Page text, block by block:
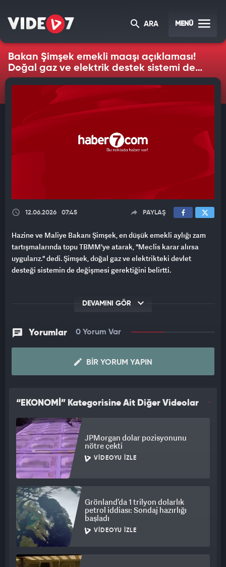
ARA MENÜ
Bakan Şimşek emekli maaşı açıklaması!
Doğal gaz ve elektrik destek sistemi de
değişmeli
12.06.2026 07:45 PAYLAŞ
Hazine ve Maliye Bakanı Şimşek, en düşük emekli aylığı zam
tartışmalarında topu TBMM'ye atarak, "Meclis karar alırsa
uygularız." dedi. Şimşek, doğal gaz ve elektrikteki devlet
desteği sistemin de değişmesi gerektiğini belirtti.
DEVAMINI GÖR
Yorumlar 0 Yorum Var
BIR YORUM YAPIN
“EKONOMİ” Kategorisine Ait Diğer Videolar
JPMorgan dolar pozisyonunu
nötre çekti
VIDEOYU İZLE
Grönland’da 1 trilyon dolarlık
petrol iddiası: Sondaj hazırlığı
başladı
VIDEOYU İZLE